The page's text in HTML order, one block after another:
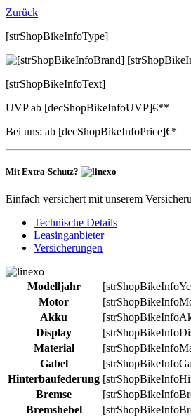
Zurück
[strShopBikeInfoType]
[strShopBikeInfoText]
UVP ab [decShopBikeInfoUVP]€**
Bei uns: ab [decShopBikeInfoPrice]€*
Mit Extra-Schutz?
Einfach versichert mit unserem
Technische Details
Leasinganbieter
Versicherungen
Modelljahr
Motor
Akku
Display
Material
Gabel
Hinterbaufederung
Bremse
Bremshebel